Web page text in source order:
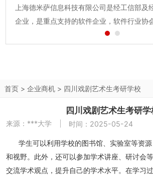
办公中心坐落于上海...
上海德米萨信息科技有限公司是经工信部及
企业，是重点支持的软件企业，软件行业协
照国际先进管理模式和制度组建，专业致力
首页> 企业商机> 四川戏剧艺术生考研学校
四川戏剧艺术生考研学
来源： ***大学 时间：2025-05-24
学生可以利用学校的图书馆、实验室等资
和视野。此外，还可以参加学术讲座、研讨会
交流学术观点，提升自己的学术水平。在学习